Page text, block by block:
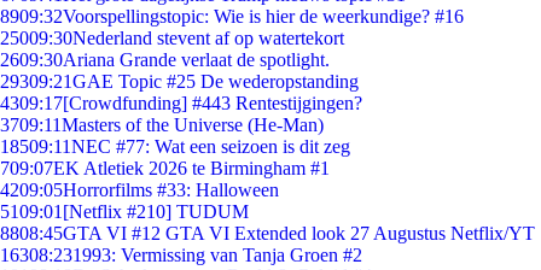
8909:32Voorspellingstopic: Wie is hier de weerkundige? #16
25009:30Nederland stevent af op watertekort
2609:30Ariana Grande verlaat de spotlight.
29309:21GAE Topic #25 De wederopstanding
4309:17[Crowdfunding] #443 Rentestijgingen?
3709:11Masters of the Universe (He-Man)
18509:11NEC #77: Wat een seizoen is dit zeg
709:07EK Atletiek 2026 te Birmingham #1
4209:05Horrorfilms #33: Halloween
5109:01 [Netflix #210] TUDUM
8808:45GTA VI #12 GTA VI Extended look 27 Augustus Netflix/YT
16308:231993: Vermissing van Tanja Groen #2